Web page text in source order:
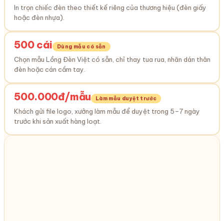
In trọn chiếc đèn theo thiết kế riêng của thương hiệu (đèn giấy
hoặc đèn nhựa).
500 cái Dùng mẫu có sẵn
Chọn mẫu Lồng Đèn Việt có sẵn, chỉ thay tua rua, nhãn dán thân
đèn hoặc cán cầm tay.
500.000đ/mẫu Làm mẫu duyệt trước
Khách gửi file logo, xưởng làm mẫu để duyệt trong 5–7 ngày
trước khi sản xuất hàng loạt.